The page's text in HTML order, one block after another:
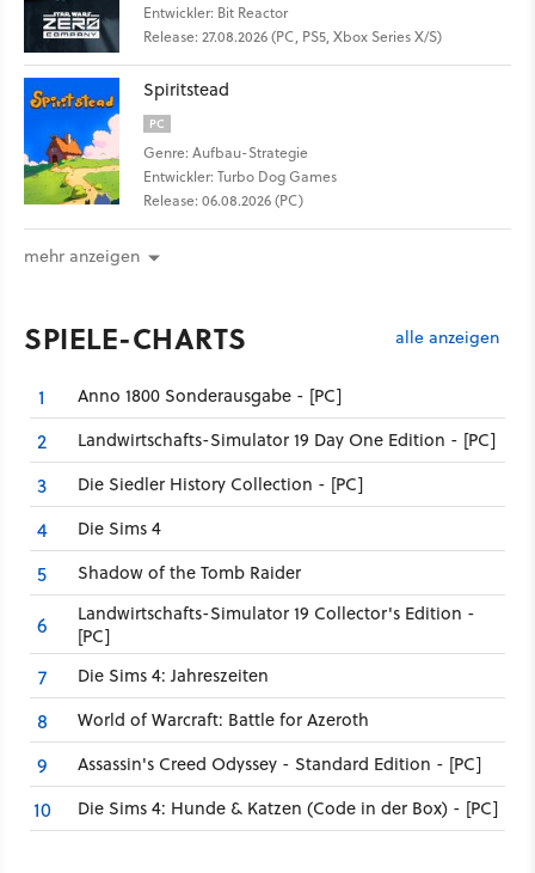
Entwickler: Bit Reactor
Release: 27.08.2026 (PC, PS5, Xbox Series X/S)
Spiritstead
PC
Genre: Aufbau-Strategie
Entwickler: Turbo Dog Games
Release: 06.08.2026 (PC)
mehr anzeigen
SPIELE-CHARTS alle anzeigen
1 Anno 1800 Sonderausgabe - [PC]
2 Landwirtschafts-Simulator 19 Day One Edition - [PC]
3 Die Siedler History Collection - [PC]
4 Die Sims 4
5 Shadow of the Tomb Raider
6
Landwirtschafts-Simulator 19 Collector's Edition -
[PC]
7 Die Sims 4: Jahreszeiten
8 World of Warcraft: Battle for Azeroth
9 Assassin's Creed Odyssey - Standard Edition - [PC]
10 Die Sims 4: Hunde & Katzen (Code in der Box) - [PC]